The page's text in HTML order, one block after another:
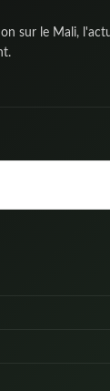
sur le Mali,